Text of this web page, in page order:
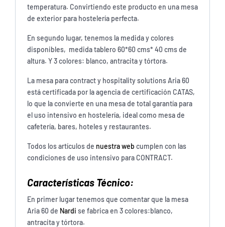
temperatura. Convirtiendo este producto en una mesa
de exterior para hostelería perfecta.
En segundo lugar, tenemos la medida y colores
disponibles, medida tablero 60*60 cms* 40 cms de
altura. Y 3 colores: blanco, antracita y tórtora.
La mesa para contract y hospitality solutions Aria 60
está certificada por la agencia de certificación CATAS,
lo que la convierte en una mesa de total garantía para
el uso intensivo en hostelería, ideal como mesa de
cafetería, bares, hoteles y restaurantes.
Todos los artículos de nuestra web cumplen con las
condiciones de uso intensivo para CONTRACT.
Características Técnico:
En primer lugar tenemos que comentar que la mesa
Aria 60 de Nardi se fabrica en 3 colores:blanco,
antracita y tórtora.